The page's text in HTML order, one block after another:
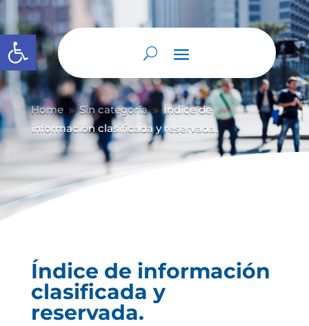
Abrir barra de herramientas
Home 9 Sin categoría 9 Índice de
información clasificada y reservada.
Índice de información
clasificada y
reservada.